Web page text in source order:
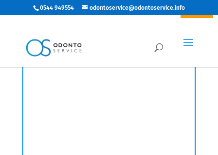
0544 949554 odontoservice@odontoservice.info